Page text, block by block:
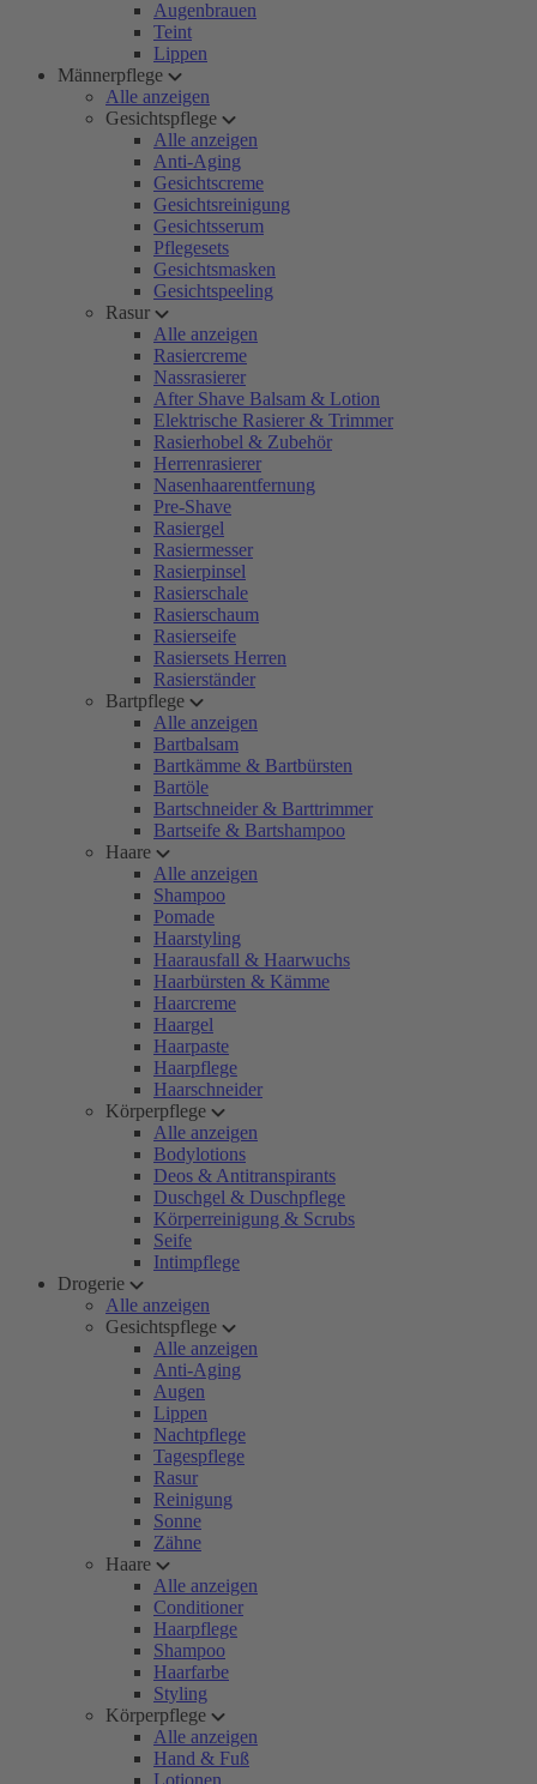
Augenbrauen
Teint
Lippen
Männerpflege
Alle anzeigen
Gesichtspflege
Alle anzeigen
Anti-Aging
Gesichtscreme
Gesichtsreinigung
Gesichtsserum
Pflegesets
Gesichtsmasken
Gesichtspeeling
Rasur
Alle anzeigen
Rasiercreme
Nassrasierer
After Shave Balsam & Lotion
Elektrische Rasierer & Trimmer
Rasierhobel & Zubehör
Herrenrasierer
Nasenhaarentfernung
Pre-Shave
Rasiergel
Rasiermesser
Rasierpinsel
Rasierschale
Rasierschaum
Rasierseife
Rasiersets Herren
Rasierständer
Bartpflege
Alle anzeigen
Bartbalsam
Bartkämme & Bartbürsten
Bartöle
Bartschneider & Barttrimmer
Bartseife & Bartshampoo
Haare
Alle anzeigen
Shampoo
Pomade
Haarstyling
Haarausfall & Haarwuchs
Haarbürsten & Kämme
Haarcreme
Haargel
Haarpaste
Haarpflege
Haarschneider
Körperpflege
Alle anzeigen
Bodylotions
Deos & Antitranspirants
Duschgel & Duschpflege
Körperreinigung & Scrubs
Seife
Intimpflege
Drogerie
Alle anzeigen
Gesichtspflege
Alle anzeigen
Anti-Aging
Augen
Lippen
Nachtpflege
Tagespflege
Rasur
Reinigung
Sonne
Zähne
Haare
Alle anzeigen
Conditioner
Haarpflege
Shampoo
Haarfarbe
Styling
Körperpflege
Alle anzeigen
Hand & Fuß
Lotionen